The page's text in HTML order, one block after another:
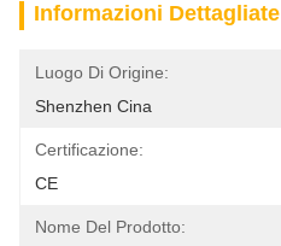
Informazioni Dettagliate
Luogo Di Origine:
Shenzhen Cina
Certificazione:
CE
Nome Del Prodotto: